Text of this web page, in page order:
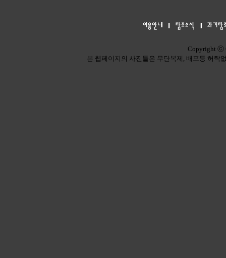
Copyright ⓒ
본 웹페이지의 사진들은 무단복제, 배포등 허락